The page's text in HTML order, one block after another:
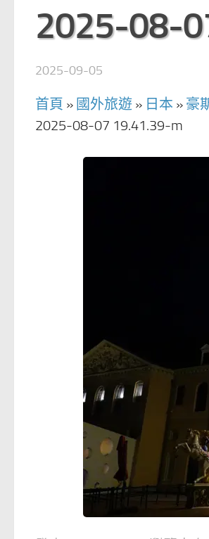
2025-08-
2025-09-05
首頁 » 國外旅遊 » 日本 » 豪
2025-08-07 19.41.39-m